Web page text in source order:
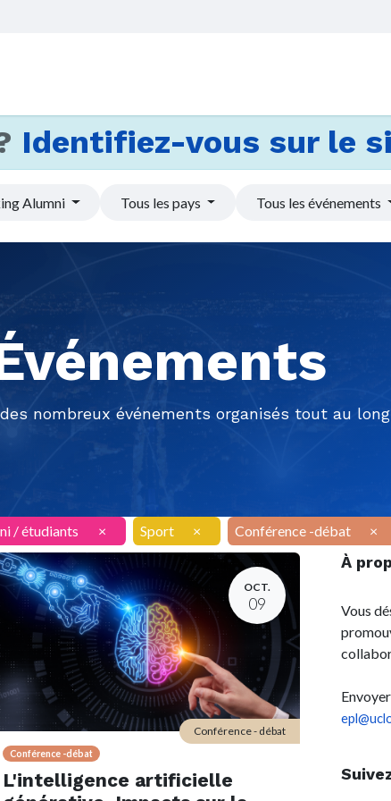
Identifiez-vous sur le
Alumni Tous les pays Tous les événements
nombreux événements organisés tout au
/ étudiants × Sport × Conférence -débat ×
OCT.
09
Conférence -débat
L'intelligence artificielle
Conférence - débat
À
Vous